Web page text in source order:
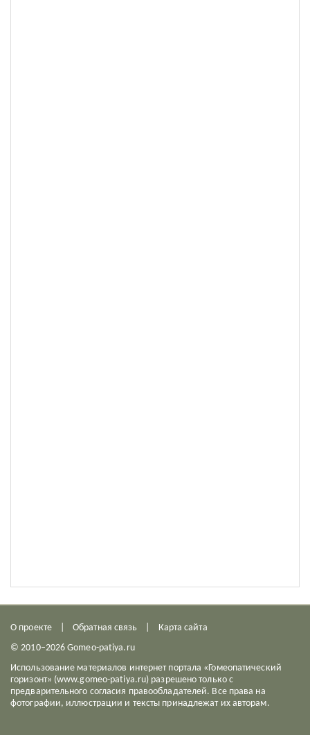
О проекте Обратная связь
Карта сайта
© 2010–2026 Gomeo-patiya.ru
Использование материалов интернет портала «Гомеопатический
горизонт» (www.gomeo-patiya.ru) разрешено только с
предварительного согласия правообладателей. Все права на
фотографии, иллюстрации и тексты принадлежат их авторам.